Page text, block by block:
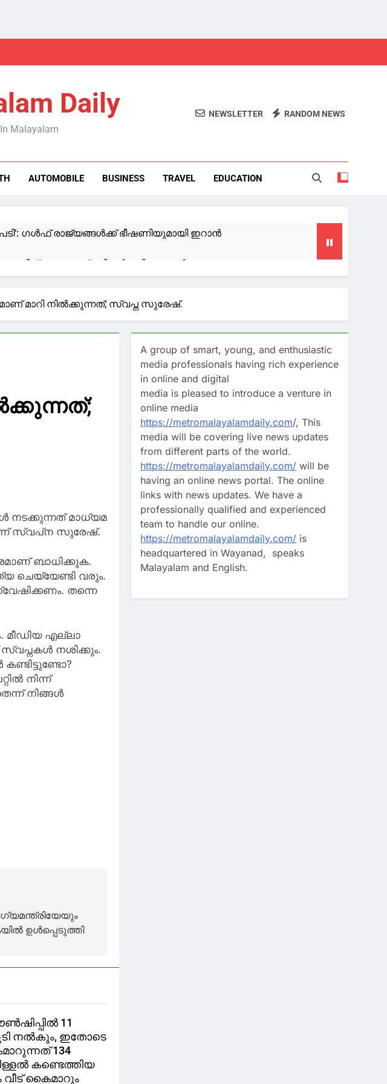
Daily
Malayalam
NEWSLETTER RANDOM NEWS
AUTOMOBILE BUSINESS TRAVEL EDUCATION
ഗൾഫ് രാജ്യങ്ങൾക്ക് ഭീഷണിയുമായി ഇറാൻ
അയച്ചു; പ്രതികൾ പരിചയക്കാർ
നിർണായക മടക്കം
ഒമാനുമായി ധാരണയിലെത്തിയതായി ഇറാന്‍
മാറി നിൽക്കുന്നത്; സ്വപ്ന സുരേഷ്.
നടക്കുന്നത് മാധ്യമ
സ്വപ്‌ന സുരേഷ്.
ബാധിക്കുക.
ചെയ്യേണ്ടി വരും.
തന്നെ
മീഡിയ എല്ലാ
നശിക്കും.
നിന്ന്
നിങ്ങൾ
ഉള്‍പ്പെടുത്തി
11
നൽകും, ഇതോടെ
134
കണ്ടെത്തിയ
കൈമാറും
A group of smart, young, and enthusiastic
media professionals having rich experience
in online and digital
media is pleased to introduce a venture in
online media
https://metromalayalamdaily.com/, This
media will be covering live news updates
from different parts of the world.
https://metromalayalamdaily.com/ will be
having an online news portal. The online
links with news updates. We have a
professionally qualified and experienced
team to handle our online.
https://metromalayalamdaily.com/ is
headquartered in Wayanad, speaks
Malayalam and English.